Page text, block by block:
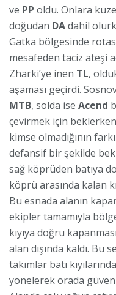
ve PP oldu. Onlara
doğudan DAdahil
Gatka bölgesinde
mesafeden taciz ateşi
Zharki’ye inen TL,
aşaması geçirdi.
MTB, solda ise Acend
çevirmek için
kimse olmadığının
defansif bir şekilde
sağ köprüden batıya
köprü arasında kalan
Bu esnada alanın
ekipler tamamıyla
kıyıya doğru
alan dışında kaldı. Bu
takımlar batı
yönelerek orada